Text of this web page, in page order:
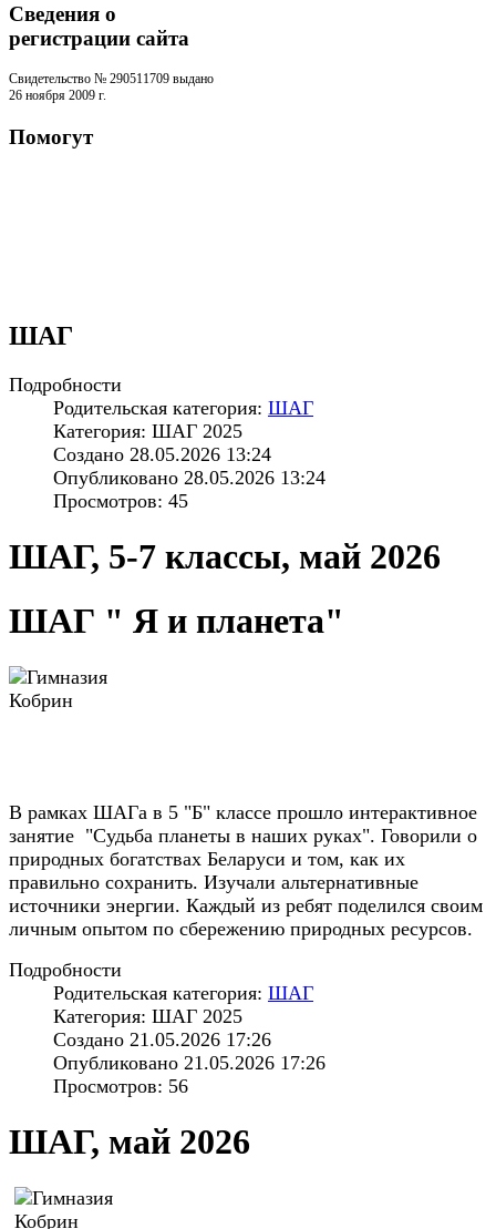
Сведения о
регистрации cайта
Свидетельство № 290511709 выдано
26 ноября 2009 г.
Помогут
ШАГ
Подробности
Родительская категория: ШАГ
Категория: ШАГ 2025
Создано 28.05.2026 13:24
Опубликовано 28.05.2026 13:24
Просмотров: 45
ШАГ, 5-7 классы, май 2026
ШАГ " Я и планета"
В рамках ШАГа в 5 "Б" классе прошло интерактивное
занятие "Судьба планеты в наших руках". Говорили о
природных богатствах Беларуси и том, как их
правильно сохранить. Изучали альтернативные
источники энергии. Каждый из ребят поделился своим
личным опытом по сбережению природных ресурсов.
Подробности
Родительская категория: ШАГ
Категория: ШАГ 2025
Создано 21.05.2026 17:26
Опубликовано 21.05.2026 17:26
Просмотров: 56
ШАГ, май 2026